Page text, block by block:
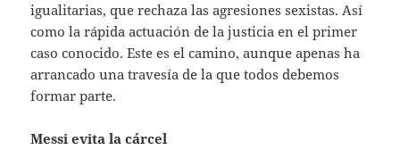
igualitarias, que rechaza las agresiones sexistas. Así
como la rápida actuación de la justicia en el primer
caso conocido. Este es el camino, aunque apenas ha
arrancado una travesía de la que todos debemos
formar parte.
Messi evita la cárcel